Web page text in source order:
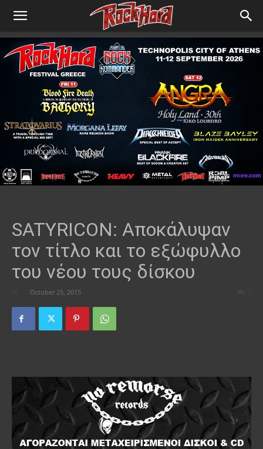
SATYRICON: Αποκάλυψαν
τον τίτλο και το εξώφυλλο
του νέου τους δίσκου
October 25, 2015